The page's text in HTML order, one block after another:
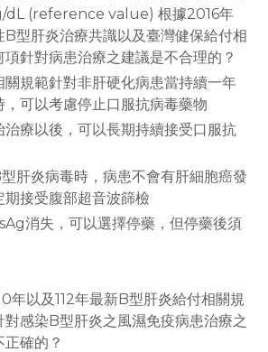
(reference value) 根據2016年
B型肝炎治療共識以及臺灣健保給付相
針對病患治療之建議是不合理的？
關規範針對非肝硬化病患當持續一年
，可以考慮停止口服抗病毒藥物
治療以後，可以長期持續接受口服抗
肝炎病毒時，病患不會有肝細胞癌發
接受腹部超音波篩檢
消失，可以選擇停藥，但停藥後須
年以及112年最新B型肝炎給付相關規
對感染B型肝炎之風濕免疫病患治療之
確的？